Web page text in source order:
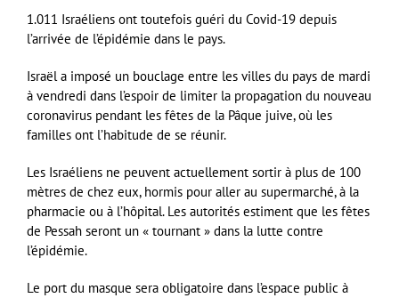
1.011 Israéliens ont toutefois guéri du Covid-19 depuis
l’arrivée de l’épidémie dans le pays.
Israël a imposé un bouclage entre les villes du pays de mardi
à vendredi dans l’espoir de limiter la propagation du nouveau
coronavirus pendant les fêtes de la Pâque juive, où les
familles ont l’habitude de se réunir.
Les Israéliens ne peuvent actuellement sortir à plus de 100
mètres de chez eux, hormis pour aller au supermarché, à la
pharmacie ou à l’hôpital. Les autorités estiment que les fêtes
de Pessah seront un « tournant » dans la lutte contre
l’épidémie.
Le port du masque sera obligatoire dans l’espace public à